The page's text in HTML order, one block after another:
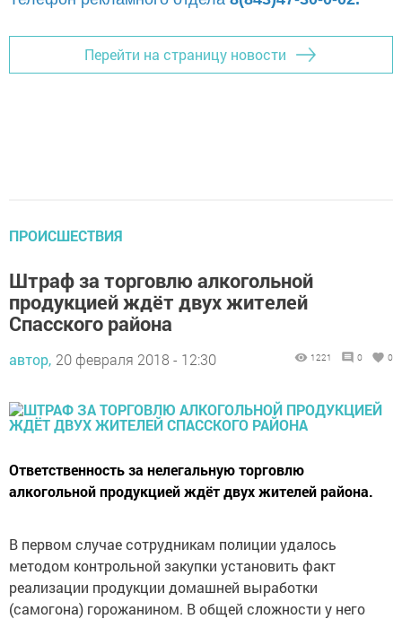
Перейти на страницу новости
ПРОИСШЕСТВИЯ
Штраф за торговлю алкогольной
продукцией ждёт двух жителей
Спасского района
автор, 20 февраля 2018 - 12:30 1221 0 0
Ответственность за нелегальную торговлю
алкогольной продукцией ждёт двух жителей района.
В первом случае сотрудникам полиции удалось
методом контрольной закупки установить факт
реализации продукции домашней выработки
(самогона) горожанином. В общей сложности у него